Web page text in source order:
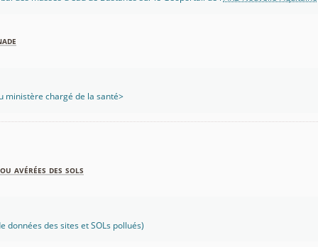
ministère chargé de la santé>
avérées des sols
données des sites et SOLs pollués)